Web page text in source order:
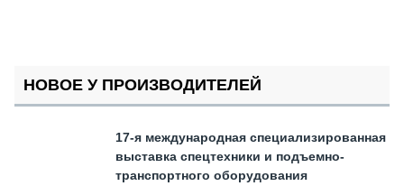
НОВОЕ У ПРОИЗВОДИТЕЛЕЙ
17-я международная специализированная
выставка спецтехники и подъемно-
транспортного оборудования